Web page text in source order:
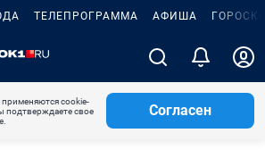
ТЕЛЕПРОГРАММА АФИША
cookie-
подтверждаете свое
Согласен